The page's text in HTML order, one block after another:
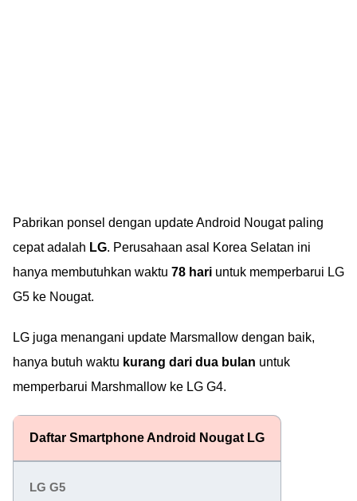
Pabrikan ponsel dengan update Android Nougat paling
cepat adalah LG. Perusahaan asal Korea Selatan ini
hanya membutuhkan waktu 78 hari untuk memperbarui LG
G5 ke Nougat.
LG juga menangani update Marsmallow dengan baik,
hanya butuh waktu kurang dari dua bulan untuk
memperbarui Marshmallow ke LG G4.
Daftar Smartphone Android Nougat LG
LG G5